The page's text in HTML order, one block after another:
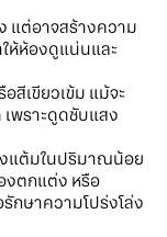
แต่อาจสร้างความ
ห้ห้องดูแน่นและ
สีเขียวเข้ม แม้จะ
พราะดูดซับแสง
งแต้มในปริมาณน้อย
งตกแต่ง หรือ
กษาความโปร่งโล่ง